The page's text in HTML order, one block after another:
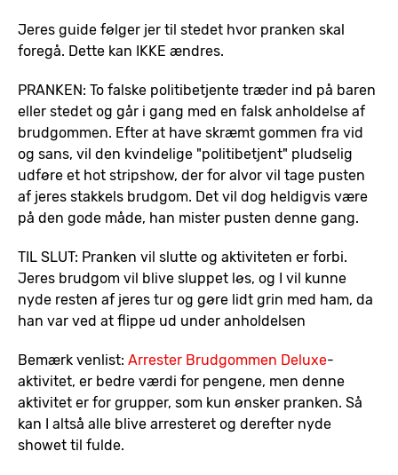
Jeres guide følger jer til stedet hvor pranken skal
foregå. Dette kan IKKE ændres.
PRANKEN: To falske politibetjente træder ind på baren
eller stedet og går i gang med en falsk anholdelse af
brudgommen. Efter at have skræmt gommen fra vid
og sans, vil den kvindelige "politibetjent" pludselig
udføre et hot stripshow, der for alvor vil tage pusten
af jeres stakkels brudgom. Det vil dog heldigvis være
på den gode måde, han mister pusten denne gang.
TIL SLUT: Pranken vil slutte og aktiviteten er forbi.
Jeres brudgom vil blive sluppet løs, og I vil kunne
nyde resten af jeres tur og gøre lidt grin med ham, da
han var ved at flippe ud under anholdelsen
Bemærk venlist: Arrester Brudgommen Deluxe-
aktivitet, er bedre værdi for pengene, men denne
aktivitet er for grupper, som kun ønsker pranken. Så
kan I altså alle blive arresteret og derefter nyde
showet til fulde.